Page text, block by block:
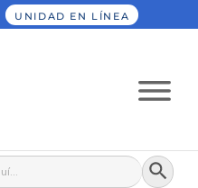
UNIDAD EN LÍNEA
Botón